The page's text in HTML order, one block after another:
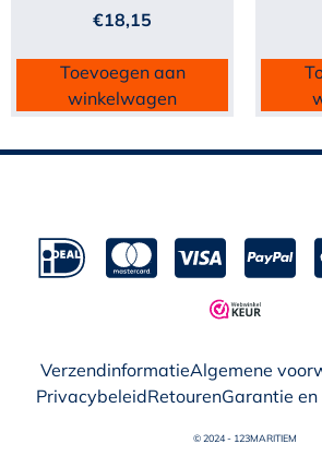
€18,15
Toevoegen aan
winkelwagen
VerzendinformatieAlgemene
PrivacybeleidRetourenGarantie en
© 2024 - 123MARITIEM